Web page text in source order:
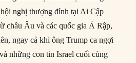
nghị thượng đỉnh tại Ai Cập
châu Âu và các quốc gia Ả Rập,
ngay cả khi ông Trump ca ngợi
những con tin Israel cuối cùng